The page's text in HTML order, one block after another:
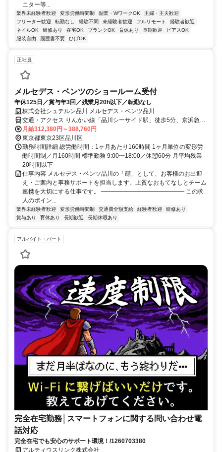
ニター等...
業界未経験者歓迎 変形労働時間制 副業・WワークOK
主婦・主夫歓迎
フリーター歓迎
転勤なし 経験不問 未経験者歓迎 フルリモート
経験者歓迎
ネイルOK
研修あり 在宅OK ブランクOK 育休あり 長期歓迎
ピアスOK
服装自由
履歴書不要 ひげOK
正社員
メルセデス・ベンツのショールーム受付
年休125日／賞与年3回／残業月20h以下／転勤なし
株式会社シュテルン品川 メルセデス・ベンツ品川
交通・アクセス りんかい線「品川シーサイド駅」徒歩5分、京浜急行
線「青物横丁駅」徒歩7分
月給312,380円～388,760円
東京都東京23区品川区
勤務時間詳細 総労働時間：1ヶ月あたり160時間 1ヶ月単位の変形労
働時間制／月160時間 標準勤務 9:00〜18:00／休憩60分 月平均残業
20時間以下
仕事内容 メルセデス・ベンツ品川の「顔」として、お客様のお出迎
え・ご案内と事務サポートを担当します。上質なおもてなしとチーム
連携を大切にする仕事です。 ━━━━━━━━━━━━━━ この求
人のポイン...
業界未経験者歓迎 変形労働時間制 交通費全額支給 経験者歓迎
研修あり
賞与あり
育休あり 長期歓迎 長期休暇あり
アルバイト・パート
完全在宅勤務│スマートフォンに関する問い合わせ電
話対応
完全在宅でも安心のサポート環境！/1260703380
アルティウスリンク株式会社